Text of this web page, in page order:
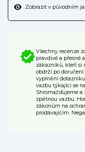
Zobrazit v původním
Všechny recenze
pravdivé a přesné
zákazníků, kteří si
obdrží po
vyplnění
vazbu týkající se
Shromažďujeme
zpětnou vazbu.
zákonům na
prodávajícím.